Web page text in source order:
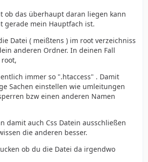
ob das überhaupt daran liegen kann
gerade mein Hauptfach ist.
Datei ( meißtens ) im root verzeichniss
anderen Ordner. In deinen Fall
immer so ".htaccess" . Damit
Sachen einstellen wie umleitungen
bzw einen anderen Namen
damit auch Css Datein ausschließen
die anderen besser.
ob du die Datei da irgendwo